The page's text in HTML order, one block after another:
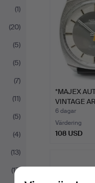
(1)
(20)
(5)
(5)
(7)
(11)
(5)
(4)
(13)
(17)
*MAJEX
VINTAGE
6 dagar
Värdering
108 USD